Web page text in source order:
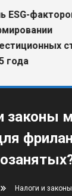
ESG-факторов
законы
Налоги и законы